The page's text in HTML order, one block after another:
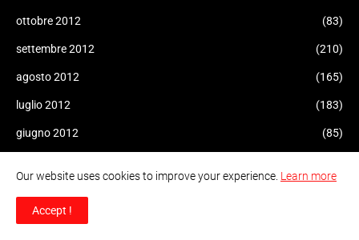
ottobre 2012 (83)
settembre 2012 (210)
agosto 2012 (165)
luglio 2012 (183)
giugno 2012 (85)
marzo 2012
Our website uses cookies to improve your experience. Learn more
Accept !